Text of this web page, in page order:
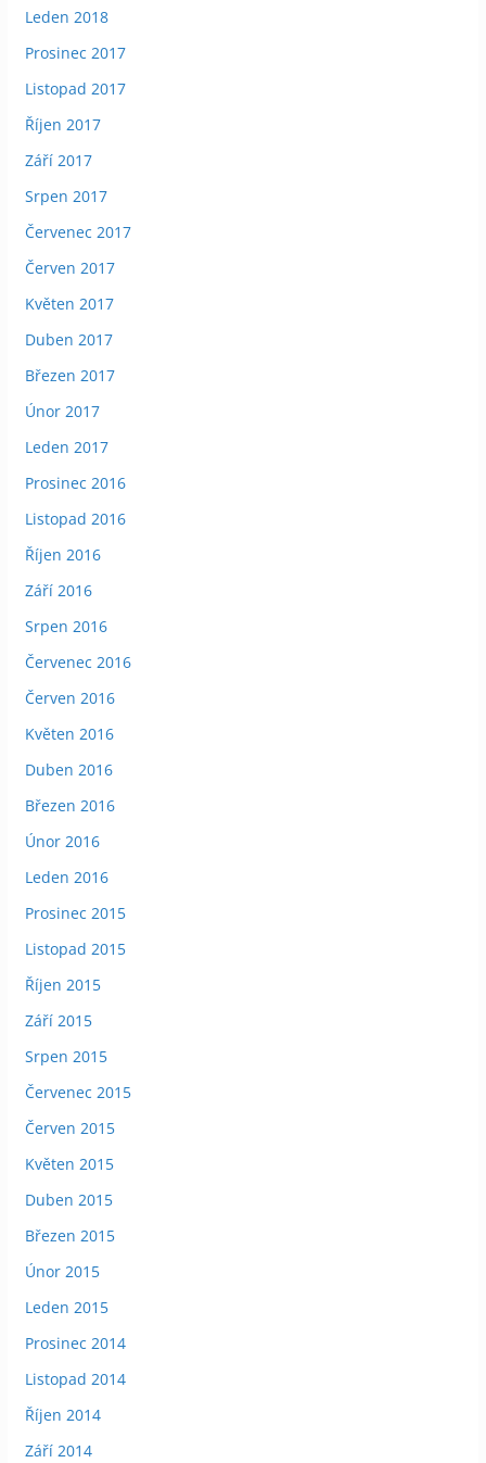
Leden 2018
Prosinec 2017
Listopad 2017
Říjen 2017
Září 2017
Srpen 2017
Červenec 2017
Červen 2017
Květen 2017
Duben 2017
Březen 2017
Únor 2017
Leden 2017
Prosinec 2016
Listopad 2016
Říjen 2016
Září 2016
Srpen 2016
Červenec 2016
Červen 2016
Květen 2016
Duben 2016
Březen 2016
Únor 2016
Leden 2016
Prosinec 2015
Listopad 2015
Říjen 2015
Září 2015
Srpen 2015
Červenec 2015
Červen 2015
Květen 2015
Duben 2015
Březen 2015
Únor 2015
Leden 2015
Prosinec 2014
Listopad 2014
Říjen 2014
Září 2014